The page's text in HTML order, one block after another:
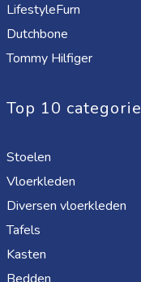
LifestyleFurn
Dutchbone
Tommy Hilfiger
Top 10
Stoelen
Vloerkleden
Diversen vloerkleden
Tafels
Kasten